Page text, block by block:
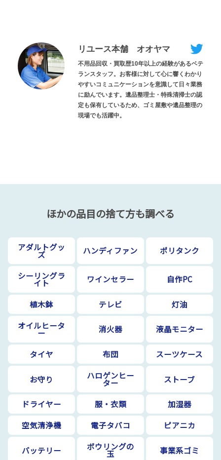
リユース本舗 オオヤマ
不用品回収・買取歴10年以上の経験があるベテ
ランスタッフ。お客様に対して心に響くわかり
やすいコミュニケーションを意識して日々業務
に励んでいます。遺品整理士・特殊清掃士の認
定も保有しているため、ゴミ屋敷や遺品整理の
現場でも活躍中。
ほかの品目の捨て方も調べる
アダルトグッ
ズ ハンディファン ポリタンク
シーリングラ
イト ワインセラー 自作PC
植木鉢 テレビ
灯油
オイルヒータ
ー 消火器 液晶モニター
タイヤ 布団 スーツケース
お守り ハロゲンヒー
ター ストーブ
ドライヤー 服・衣類
加湿器
空気清浄機
電子タバコ ピアニカ
バッテリー ボウリングの
玉 事業系ゴミ